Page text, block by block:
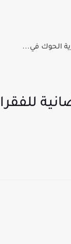
الحوك في...